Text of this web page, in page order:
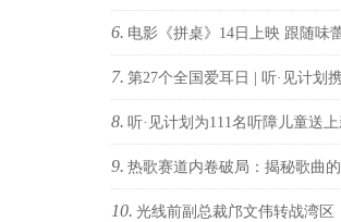
有优势吗？青风音乐 SXSW 圆桌
6. 电影《拼桌》14日上映 跟随味
心之所向
7. 第27个全国爱耳日 | 听·见计划
焦关注儿童听力健康
8. 听·见计划为111名听障儿童送
包：让每一次表达都有回响
9. 热歌赛道内卷破局：揭秘歌曲
转化逻辑
10. 光线前副总裁邝文伟转战湾区